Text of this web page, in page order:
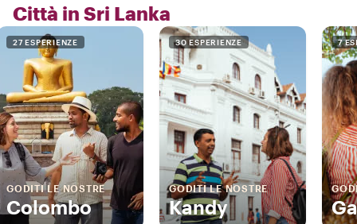
Città in Sri Lanka
27 ESPERIENZE
GODITI LE NOSTRE
Colombo
30 ESPERIENZE
GODITI LE NOSTRE
Kandy
7